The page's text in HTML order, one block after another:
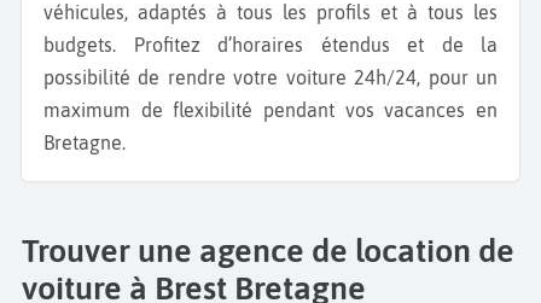
véhicules, adaptés à tous les profils et à tous les
budgets. Profitez d’horaires étendus et de la
possibilité de rendre votre voiture 24h/24, pour un
maximum de flexibilité pendant vos vacances en
Bretagne.
Trouver une agence de location de
voiture à Brest Bretagne